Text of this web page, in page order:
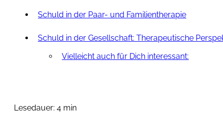
Schuld in der Paar- und Familientherapie
Schuld in der Gesellschaft: Therapeutische
Vielleicht auch für Dich interessant:
Lesedauer: 4 min